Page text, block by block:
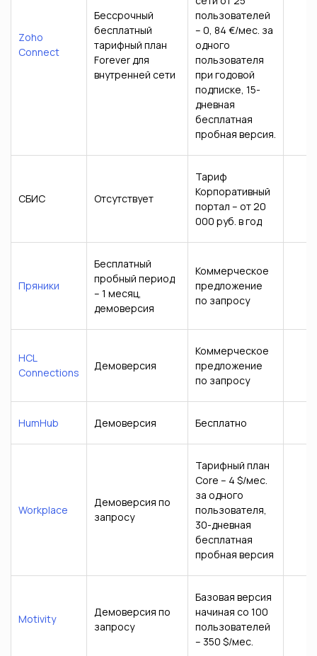
Zoho
Connect
Бессрочный
бесплатный
тарифный план
Forever для
внутренней сети
пользователей
– 0, 84 €/мес. за
одного
пользователя
при годовой
подписке, 15-
дневная
бесплатная
пробная версия.
СБИС Отсутствует
Тариф
Корпоративный
портал – от 20
000 руб. в год
Пряники
Бесплатный
пробный период
– 1 месяц,
демоверсия
Коммерческое
предложение
по запросу
HCL
Connections
Демоверсия
Коммерческое
предложение
по запросу
HumHub Демоверсия Бесплатно
Workplace
Демоверсия по
запросу
Тарифный план
Core – 4 $/мес.
за одного
пользователя,
30-дневная
бесплатная
пробная версия
Motivity
Демоверсия по
запросу
Базовая версия
начиная со 100
пользователей
– 350 $/мес.